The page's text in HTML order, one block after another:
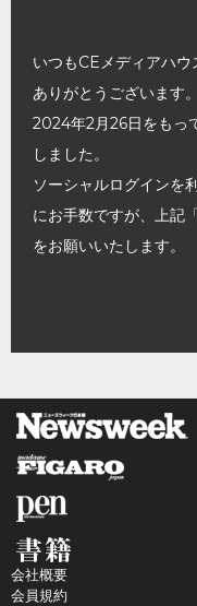
いつもCEメディアハ
ありがとうございます。
2024年2月26日をもっ
しました。
ソーシャルログインを
にお手数ですが、上記
をお願いいたします。
会社概要
会員規約